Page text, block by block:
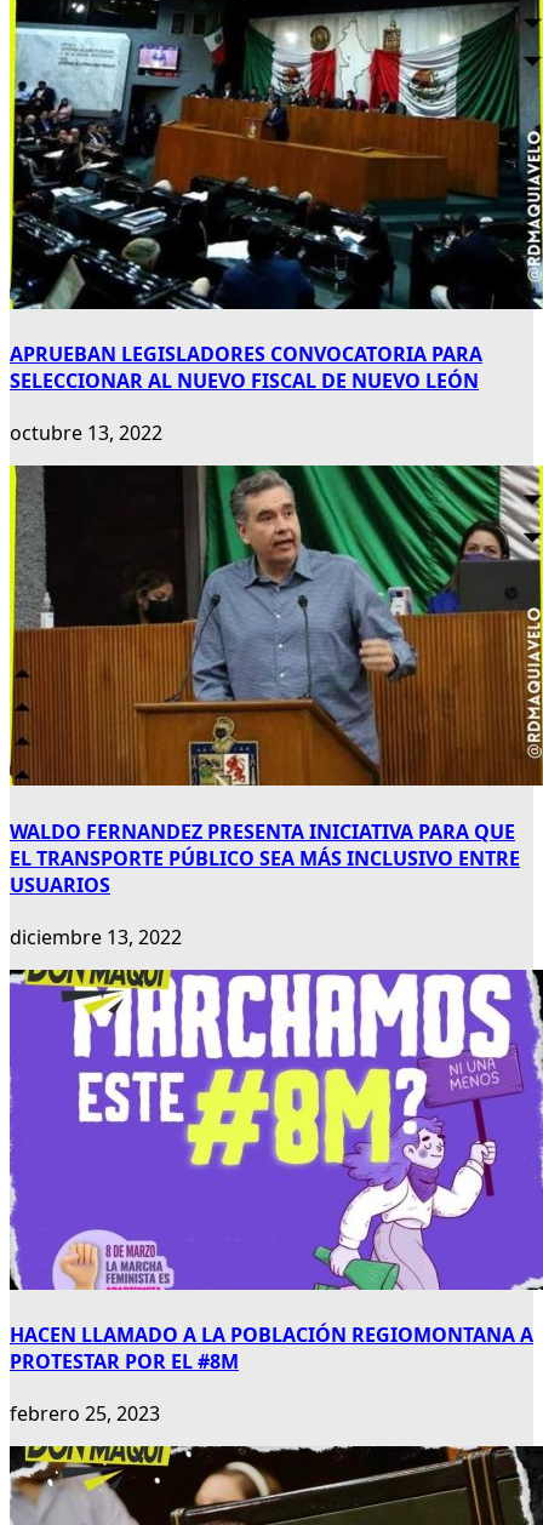
APRUEBAN LEGISLADORES CONVOCATORIA PARA
SELECCIONAR AL NUEVO FISCAL DE NUEVO LEÓN
octubre 13, 2022
WALDO FERNANDEZ PRESENTA INICIATIVA PARA QUE
EL TRANSPORTE PÚBLICO SEA MÁS INCLUSIVO ENTRE
USUARIOS
diciembre 13, 2022
HACEN LLAMADO A LA POBLACIÓN REGIOMONTANA A
PROTESTAR POR EL #8M
febrero 25, 2023